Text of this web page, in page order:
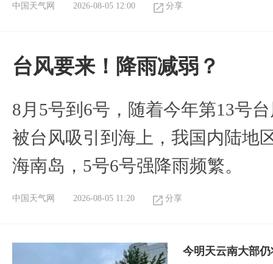
中国天气网 2026-08-05 12:00 分享
台风要来！降雨减弱？
8月5号到6号，随着今年第13号
被台风吸引到海上，我国内陆地
海南岛，5号6号强降雨频繁。
中国天气网 2026-08-05 11:20 分享
今明天云南大部